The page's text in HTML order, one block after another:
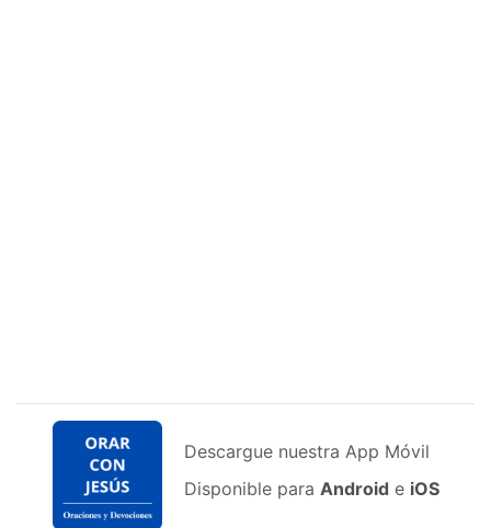
Descargue nuestra App Móvil
Disponible para Android e iOS